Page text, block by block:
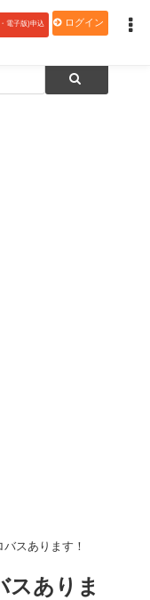
電子版)申込 ログイン
バスあります！
スありま